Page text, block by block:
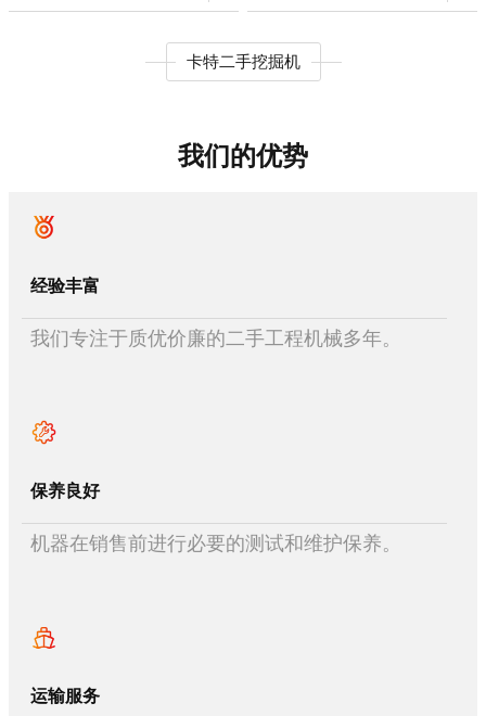
卡特二手挖掘机
我们的优势
经验丰富
我们专注于质优价廉的二手工程机械多年。
保养良好
机器在销售前进行必要的测试和维护保养。
运输服务